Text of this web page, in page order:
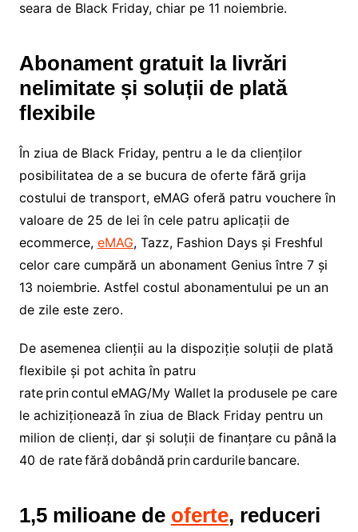
seara de Black Friday, chiar pe 11 noiembrie.
Abonament gratuit la livrări
nelimitate și soluții de plată
flexibile
În ziua de Black Friday, pentru a le da clienților
posibilitatea de a se bucura de oferte fără grija
costului de transport, eMAG oferă patru vouchere în
valoare de 25 de lei în cele patru aplicații de
ecommerce, eMAG, Tazz, Fashion Days și Freshful
celor care cumpără un abonament Genius între 7 și
13 noiembrie. Astfel costul abonamentului pe un an
de zile este zero.
De asemenea clienții au la dispoziție soluții de plată
flexibile și pot achita în patru
rate prin contul eMAG/My Wallet la ​produsele pe care
le achiziționează în ziua de Black Friday pentru un
milion de clienți, dar și soluții de finanțare cu până la
40 de rate fără dobândă prin cardurile bancare.
1,5 milioane de oferte, reduceri